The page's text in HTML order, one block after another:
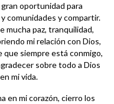
gran oportunidad para
comunidades y compartir.
mucha paz, tranquilidad,
mi relación con Dios,
que siempre está conmigo,
sobre todo a Dios
mi vida.
en mi corazón, cierro los